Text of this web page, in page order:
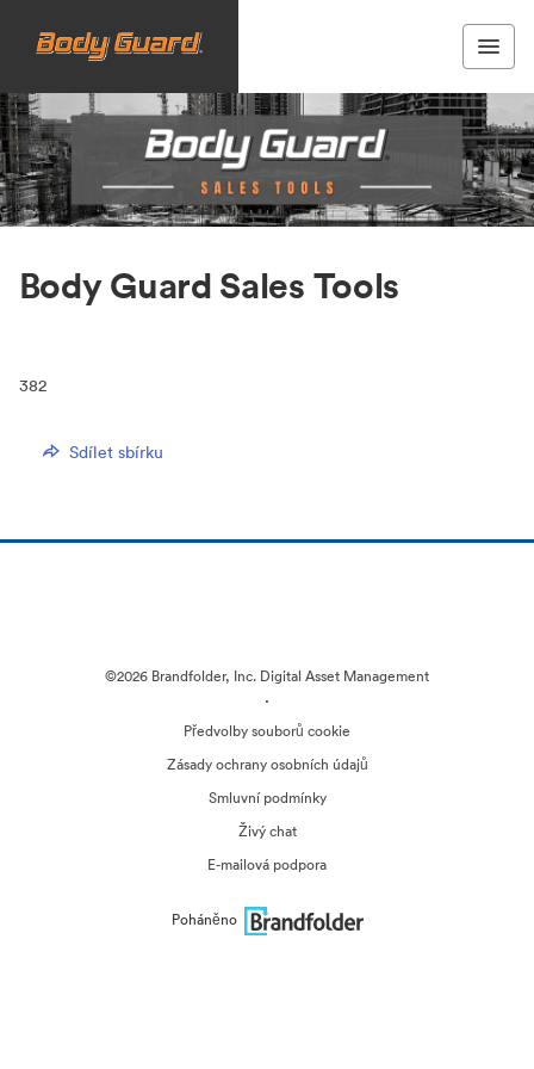
Body Guard Sales Tools
382
Sdílet sbírku
©2026 Brandfolder, Inc. Digital Asset Management
·
Předvolby souborů cookie
Zásady ochrany osobních údajů
Smluvní podmínky
Živý chat
E-mailová podpora
Poháněno